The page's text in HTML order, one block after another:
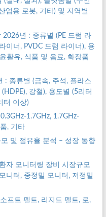
업용 로봇, 기타) 및 지역별
년 : 종류별 (PE 드럼 라
이너, PVDC 드럼 라이너), 용
활유, 식품 및 음료, 화장품
: 종류별 (금속, 주석, 플라스
강철), 용도별 (5리터
터 이상)
1.7GHz, 1.7GHz-
, 기타
및 점유율 분석 – 성장 동향
자 모니터링 장비 시장규모
니터, 중정밀 모니터, 저정밀
프트 펠트, 리지드 펠트, 로,